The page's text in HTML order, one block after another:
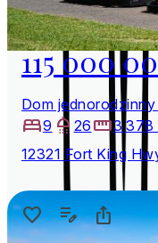
115 000
Dom
9
26
3 378
12321 Fort King